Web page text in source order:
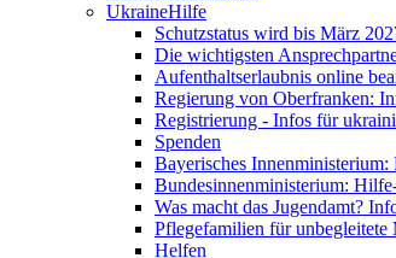
UkraineHilfe
Schutzstatus wird bis März
Die wichtigsten
Aufenthaltserlaubnis online
Regierung von Oberfranken:
Registrierung - Infos für
Spenden
Bayerisches
Bundesinnenministerium:
Was macht das Jugendamt?
Pflegefamilien für
Helfen